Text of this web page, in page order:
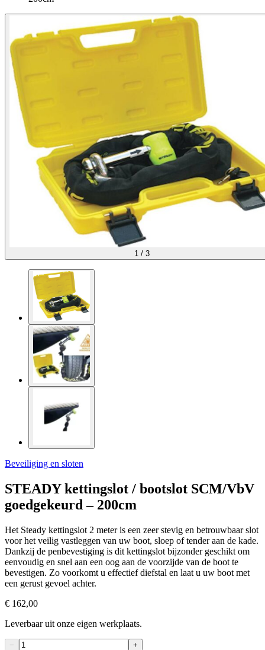
1 / 3
Beveiliging en sloten
STEADY kettingslot / bootslot SCM/VbV
goedgekeurd – 200cm
Het Steady kettingslot 2 meter is een zeer stevig en betrouwbaar slot
voor het veilig vastleggen van uw boot, sloep of tender aan de kade.
Dankzij de penbevestiging is dit kettingslot bijzonder geschikt om
eenvoudig en snel aan een oog aan de voorzijde van de boot te
bevestigen. Zo voorkomt u effectief diefstal en laat u uw boot met
een gerust gevoel achter.
€ 162,00
Leverbaar uit onze eigen werkplaats.
− +